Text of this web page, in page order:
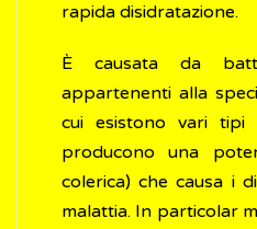
rapida disidratazione.
È causata da
appartenenti alla
cui esistono vari tipi
producono una
colerica) che causa i
malattia. In particolar